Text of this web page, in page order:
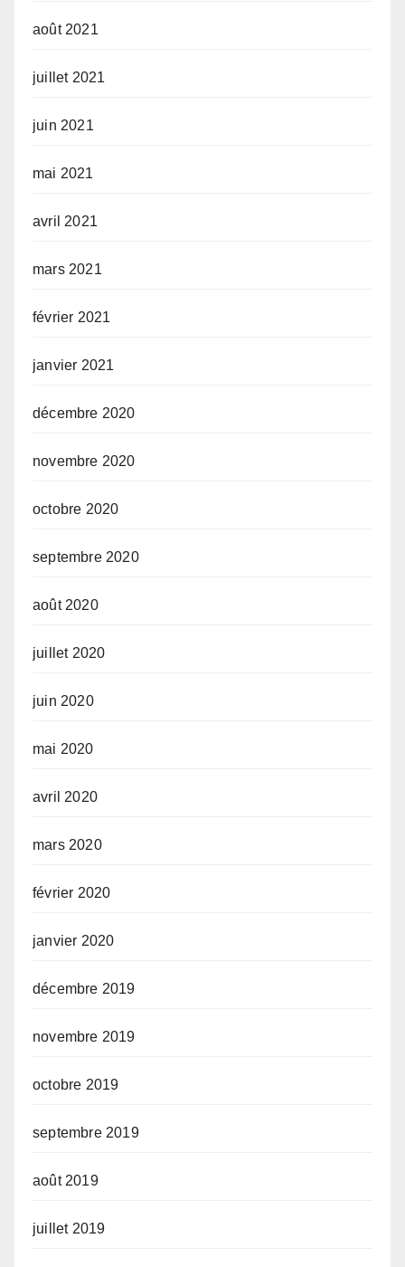
août 2021
juillet 2021
juin 2021
mai 2021
avril 2021
mars 2021
février 2021
janvier 2021
décembre 2020
novembre 2020
octobre 2020
septembre 2020
août 2020
juillet 2020
juin 2020
mai 2020
avril 2020
mars 2020
février 2020
janvier 2020
décembre 2019
novembre 2019
octobre 2019
septembre 2019
août 2019
juillet 2019